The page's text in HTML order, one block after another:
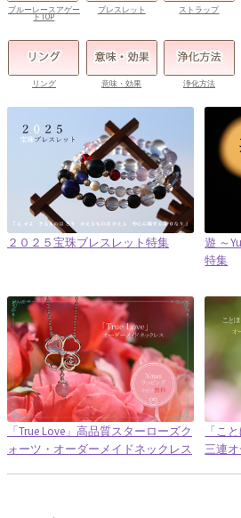
ブルーレースアゲー
トTOP
ブレスレット ストラップ
リング 意味・効果 浄化方法
２０２５宝珠ブレスレット特集
遊 ～
特集
「True Love」高品質スターローズク
ォーツ・オーダーメイドネックレス
「こ
三連